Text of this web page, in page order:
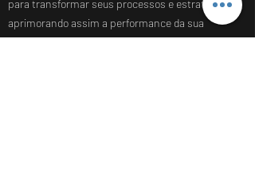
para transformar seus processos e estratégias,
aprimorando assim a performance da sua
empresa. Somos conhecidos por nossos